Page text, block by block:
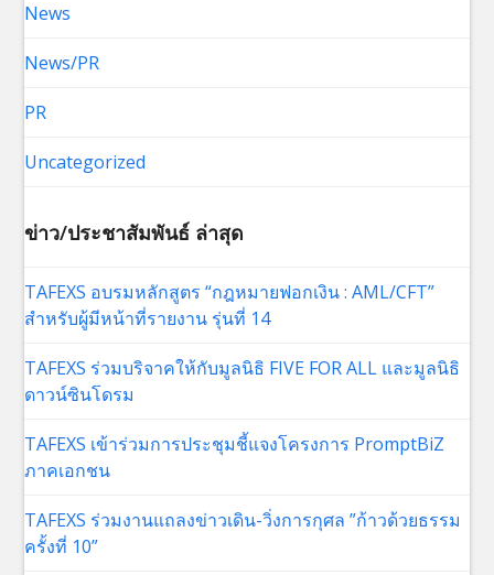
News
News/PR
PR
Uncategorized
ข่าว/ประชาสัมพันธ์ ล่าสุด
TAFEXS อบรมหลักสูตร “กฎหมายฟอกเงิน : AML/CFT”
สำหรับผู้มีหน้าที่รายงาน รุ่นที่ 14
TAFEXS ร่วมบริจาคให้กับมูลนิธิ FIVE FOR ALL และมูลนิธิ
ดาวน์ซินโดรม
TAFEXS เข้าร่วมการประชุมชี้แจงโครงการ PromptBiZ
ภาคเอกชน
TAFEXS ร่วมงานแถลงข่าวเดิน-วิ่งการกุศล ”ก้าวด้วยธรรม
ครั้งที่ 10”